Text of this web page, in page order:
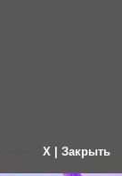
X | Закрыть